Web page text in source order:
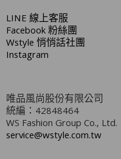
LINE線上客服
Facebook粉絲團
Wstyle悄悄話社團
Instagram
唯品風尚股份有限公司
統編：42848464
WS Fashion Group Co., Ltd.
service@wstyle.com.tw